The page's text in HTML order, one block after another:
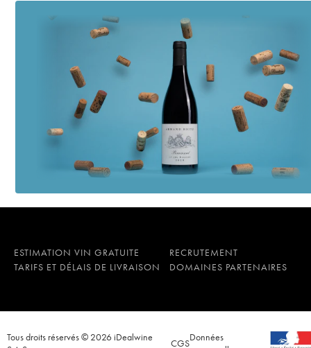
ESTIMATION VIN GRATUITE RECRUTEMENT
TARIFS ET DÉLAIS DE LIVRAISON
DOMAINES PARTENAIRES
Tous droits réservés © 2026 iDealwine
CGSDonnées